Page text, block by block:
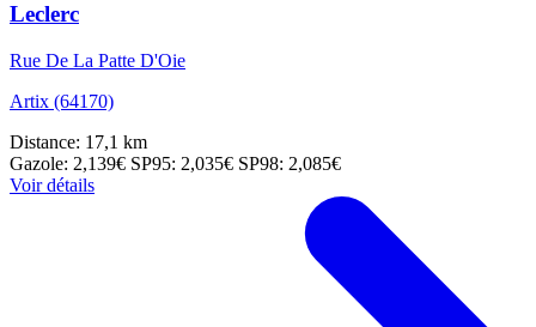
Leclerc
Rue De La Patte D'Oie
Artix (64170)
Distance: 17,1 km
Gazole: 2,139€ SP95: 2,035€ SP98: 2,085€
Voir détails